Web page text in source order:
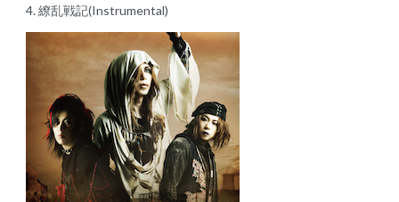
4. 繚乱戦記(Instrumental)